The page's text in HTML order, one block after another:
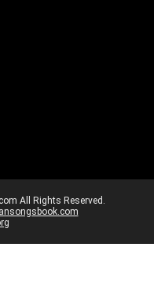
All Rights Reserved.